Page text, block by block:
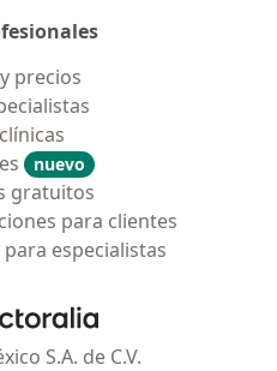
precios
nuevo
gratuitos
para clientes
especialistas
Doctoralia - Página de inicio
S.A. de C.V.